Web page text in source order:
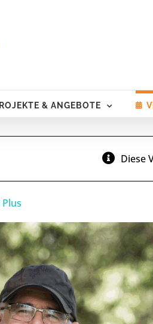
& ANGEBOTE
Diese